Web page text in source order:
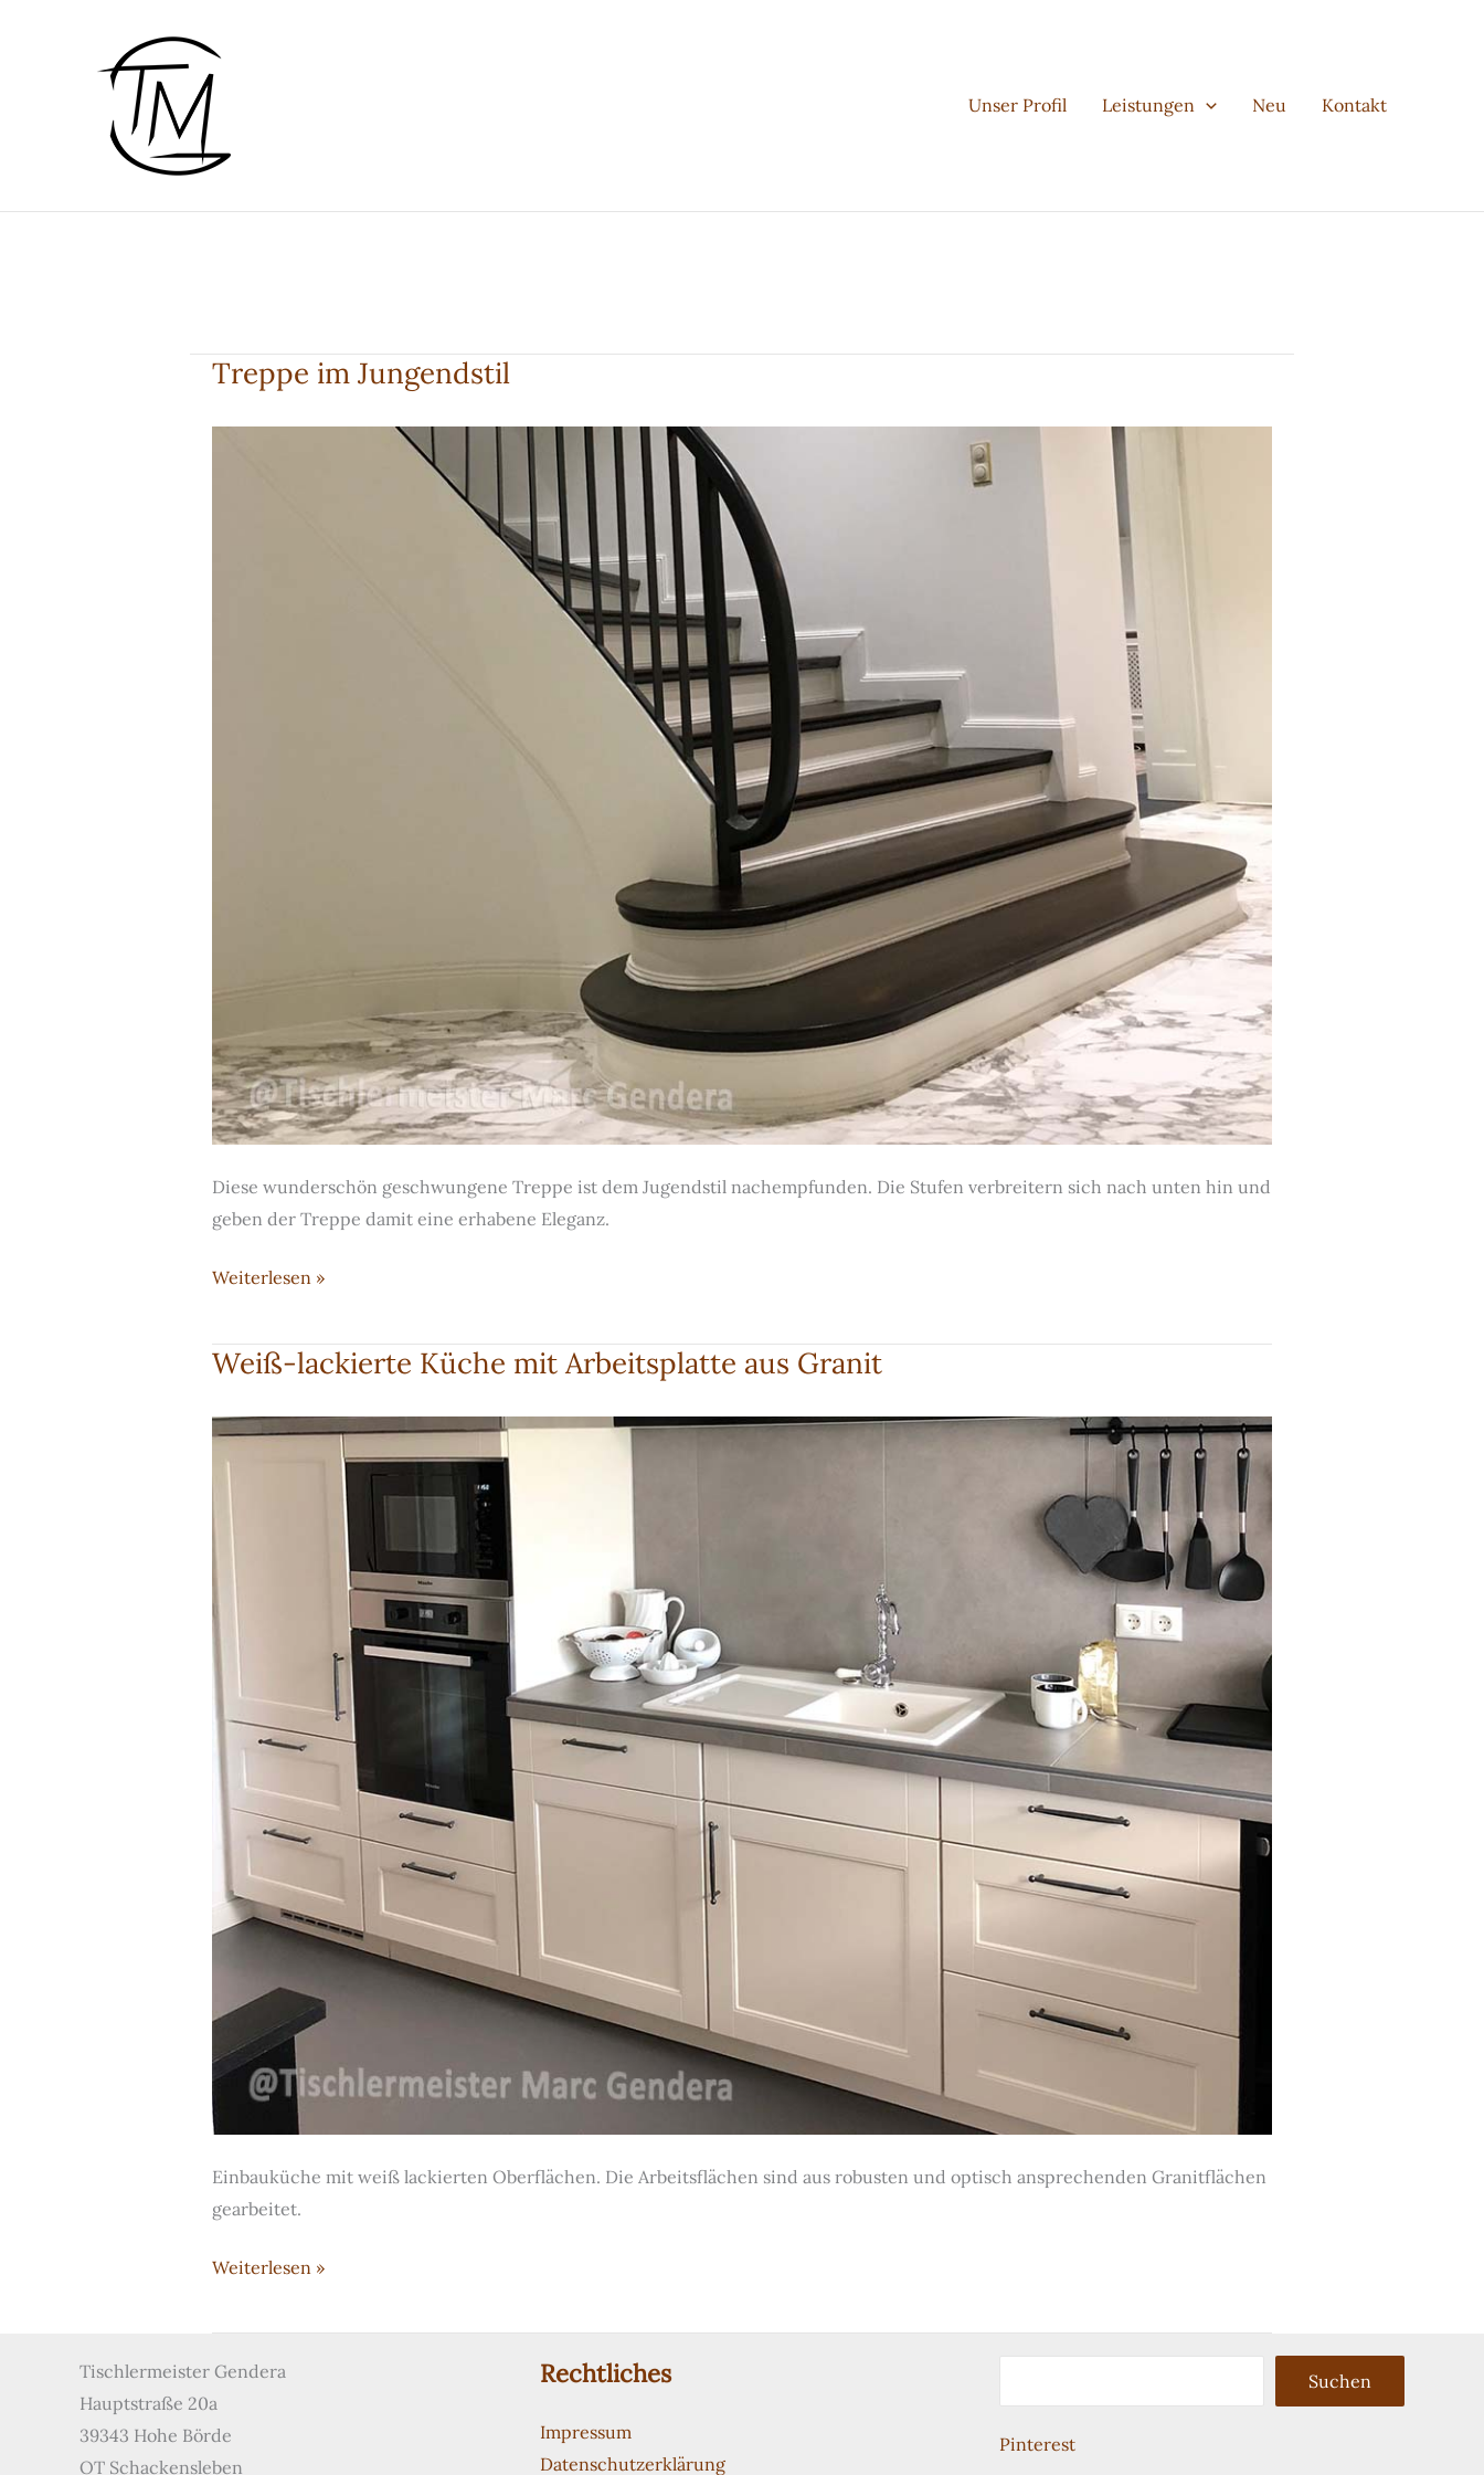
Unser Profil
Leistungen Neu Kontakt
Treppe im Jungendstil
Diese wunderschön geschwungene Treppe ist dem Jugendstil nachempfunden. Die Stufen verbreitern sich nach unten hin und
geben der Treppe damit eine erhabene Eleganz.
Treppe
Jungendstil
Weiterlesen »
Weiß-lackierte Küche mit Arbeitsplatte aus Granit
Einbauküche mit weiß lackierten Oberflächen. Die Arbeitsflächen sind aus robusten und optisch ansprechenden Granitflächen
gearbeitet.
Weiß-
Küche
mit
aus
Granit
Weiterlesen »
Tischlermeister Gendera
Hauptstraße 20a
39343 Hohe Börde
OT Schackensleben
Rechtliches
Impressum
Datenschutzerklärung
Suchen
Pinterest